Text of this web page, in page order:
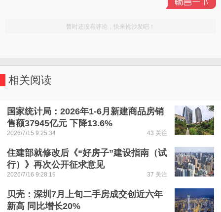
相关阅读
国家统计局：2026年1-6月新建商品房销
售额37945亿元 下降13.6%
2026/7/15 9:25:34 43 关注
住建部就修改后《“好房子”建设指南（试
行）》再次公开征求意见
2026/7/16 9:28:19 37 关注
贝壳：深圳7月上旬二手房成交创近六年
新高 同比增长20%